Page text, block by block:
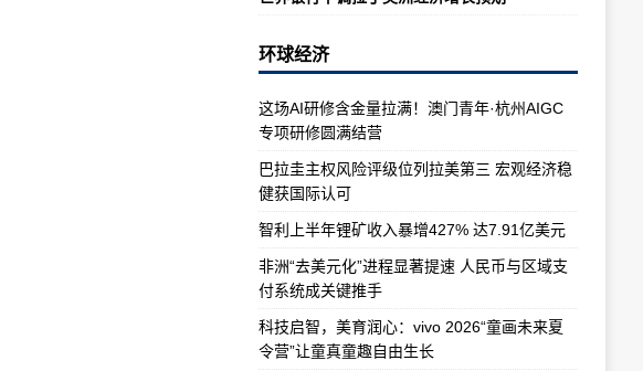
环球经济
这场AI研修含金量拉满！澳门青年·杭州AIGC
专项研修圆满结营
巴拉圭主权风险评级位列拉美第三 宏观经济稳
健获国际认可
智利上半年锂矿收入暴增427% 达7.91亿美元
非洲“去美元化”进程显著提速 人民币与区域支
付系统成关键推手
科技启智，美育润心：vivo 2026“童画未来夏
令营”让童真童趣自由生长